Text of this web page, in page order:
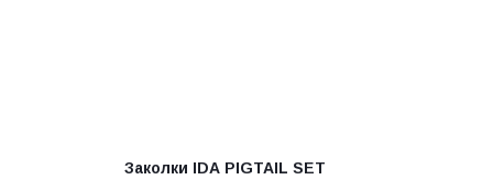
Заколки IDA PIGTAIL SET